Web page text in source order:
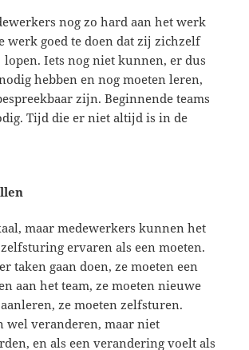
nog zo hard aan het werk
werk goed te doen dat zij zichzelf
Iets nog niet kunnen, er dus
hebben en nog moeten leren,
zijn. Beginnende teams
Tijd die er niet altijd is in de
maar medewerkers kunnen het
ervaren als een moeten.
taken gaan doen, ze moeten een
aan het team, ze moeten nieuwe
ze moeten zelfsturen.
wel veranderen, maar niet
en als een verandering voelt als